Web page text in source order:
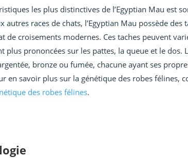
les plus distinctives de l’Egyptian Mau est
autres races de chats, l’Egyptian Mau possède des
de croisements modernes. Ces taches peuvent
plus prononcées sur les pattes, la queue et le dos.
bronze ou fumée, chacune ayant ses
en savoir plus sur la génétique des robes félines,
des robes félines.